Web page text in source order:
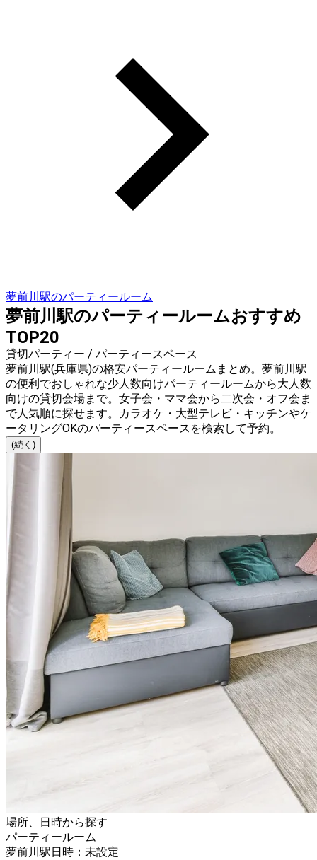
夢前川駅のパーティールーム
夢前川駅のパーティールームおすすめ
TOP20
貸切パーティー / パーティースペース
夢前川駅(兵庫県)の格安パーティールームまとめ。夢前川駅
の便利でおしゃれな少人数向けパーティールームから大人数
向けの貸切会場まで。女子会・ママ会から二次会・オフ会ま
で人気順に探せます。カラオケ・大型テレビ・キッチンやケ
ータリングOKのパーティースペースを検索して予約。
(続く)
場所、日時から探す
パーティールーム
夢前川駅日時：未設定